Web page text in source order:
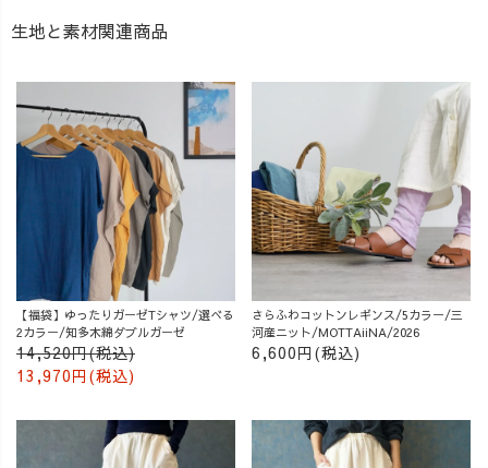
生地と素材関連商品
【福袋】ゆったりガーゼTシャツ/選べる
2カラー/知多木綿ダブルガーゼ
14,520円(税込)
13,970円(税込)
さらふわコットンレギンス/5カラー/三
河産ニット/MOTTAiiNA/2026
6,600円(税込)